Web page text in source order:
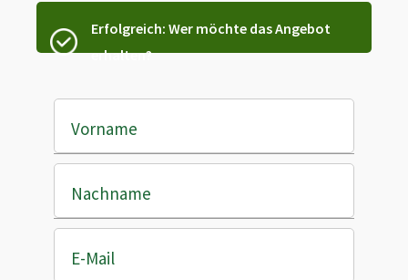
Erfolgreich: Wer möchte das Angebot
erhalten?
Vorname
Nachname
E-Mail